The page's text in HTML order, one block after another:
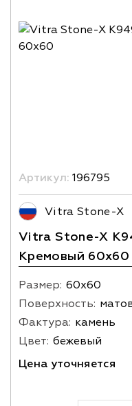
Артикул: 196795
Vitra Stone-X
Vitra Stone-X
Кремовый 60x60
Размер: 60х60
Поверхность:
Фактура: камень
Цвет: бежевый
Цена уточняется